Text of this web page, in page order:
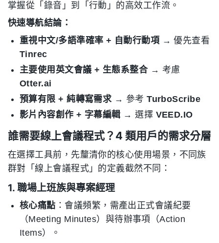
掌握從「錄音」到「行動」的高效工作流。
快速導航結論：
重視中文/多語準確率 + 自動行動項 → 優先查看
Tinrec
主要使用英文會議 + 生態系整合→ 考慮
Otter.ai
預算有限 + 純轉寫需求→ 參考TurboScribe
影片內容創作 + 字幕編輯 → 選擇 VEED.IO
誰需要線上會議程式？4 類用戶的需求分層
在選擇工具前，先釐清你的核心使用場景，不同族
群對「線上會議程式」的定義截然不同：
1. 職場上班族與專案經理
核心痛點 ：會議頻繁，需產出正式會議紀要
（Meeting Minutes）與待辦事項（Action
Items）。